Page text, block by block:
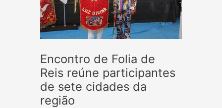
Encontro de Folia de
Reis reúne participantes
de sete cidades da
região